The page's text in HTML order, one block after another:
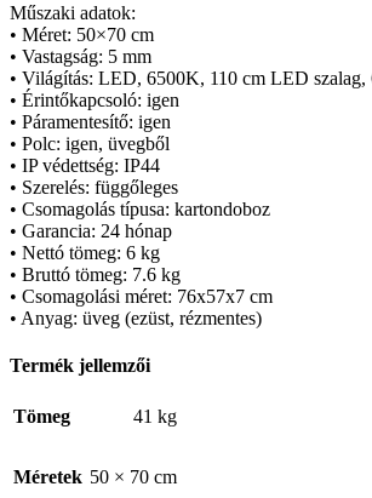
Műszaki adatok:
• Méret: 50×70 cm
• Vastagság: 5 mm
• Világítás: LED, 6500K, 110 cm LED
• Érintőkapcsoló: igen
• Páramentesítő: igen
• Polc: igen, üvegből
• IP védettség: IP44
• Szerelés: függőleges
• Csomagolás típusa: kartondoboz
• Garancia: 24 hónap
• Nettó tömeg: 6 kg
• Bruttó tömeg: 7.6 kg
• Csomagolási méret: 76x57x7 cm
• Anyag: üveg (ezüst, rézmentes)
Termék jellemzői
Tömeg 41 kg
Méretek 50 × 70 cm